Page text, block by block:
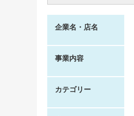
企業名・店名
事業内容
カテゴリー